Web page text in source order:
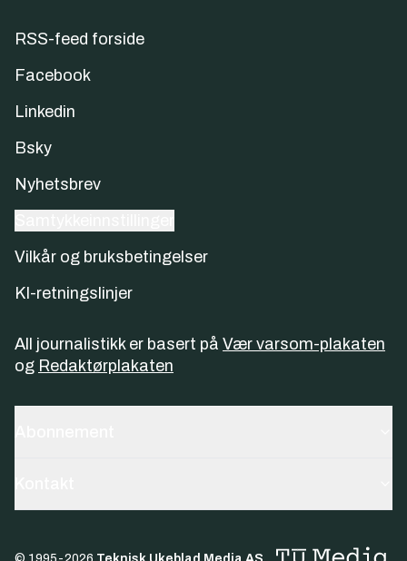
RSS-feed forside
Facebook
Linkedin
Bsky
Nyhetsbrev
Vilkår og bruksbetingelser
KI-retningslinjer
All journalistikk er basert på Vær varsom-plakaten
og Redaktørplakaten